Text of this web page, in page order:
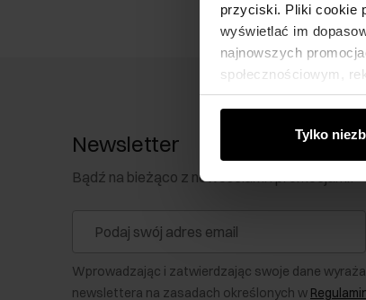
przyciski. Pliki cookie
wyświetlać im
najnowszych
społecznościowym,
od Ciebie lub
Tylko
Newsletter
Bądź na bieżąco z nowościami i promocjami!
Wprowadzając i zatwierdzając swoje dane
newslettera na zasadach określonych w